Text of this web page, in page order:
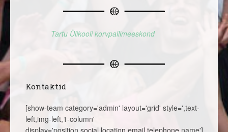
Tartu Ülikooli korvpallimeeskond
Kontaktid
[show-team category='admin' layout='grid' style=',text-
left,img-left,1-column'
display='position,social,location,email,telephone,name']